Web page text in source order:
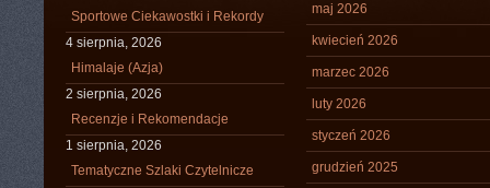
Sportowe Ciekawostki i Rekordy
4 sierpnia, 2026
Himalaje (Azja)
2 sierpnia, 2026
Recenzje i Rekomendacje
1 sierpnia, 2026
Tematyczne Szlaki Czytelnicze
maj 2026
kwiecień 2026
marzec 2026
luty 2026
styczeń 2026
grudzień 2025